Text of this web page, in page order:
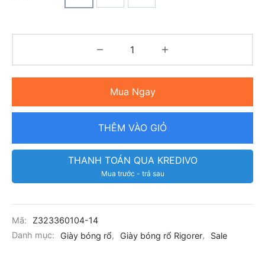
Mua Ngay
THÊM VÀO GIỎ
THANH TOÁN QUA KREDIVO
Mua trước - trả sau
Mã:
Z323360104-14
Danh mục:
Giày bóng rổ, Giày bóng rổ Rigorer, Sale